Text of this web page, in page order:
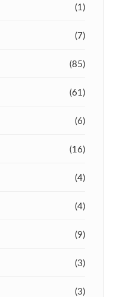
(1)
(7)
(85)
(61)
(6)
(16)
(4)
(4)
(9)
(3)
(3)